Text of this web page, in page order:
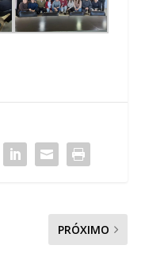
PRÓXIMO